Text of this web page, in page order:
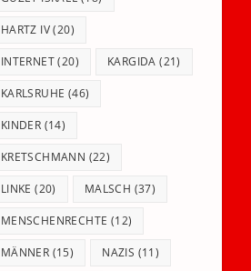
HARTZ IV(20)
INTERNET(20) KARGIDA (21)
KARLSRUHE (46)
KINDER (14)
KRETSCHMANN (22)
LINKE (20) MALSCH (37)
MENSCHENRECHTE (12)
MÄNNER (15) NAZIS (11)